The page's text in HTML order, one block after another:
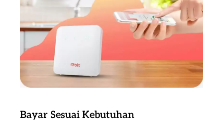
Bayar Sesuai Kebutuhan